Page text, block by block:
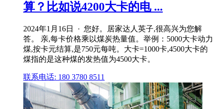
算？比如说4200大卡的电 ...
2024年1月16日 · 您好。居家达人英子,很高兴为您解
答。 亲,每卡价格乘以煤炭热量值。举例：5000大卡动力
煤,按卡元结算,是750元每吨。大卡=1000卡,4500大卡的
煤指的是这种煤的发热值为4500大卡。
联系电话: 180 3780 8511